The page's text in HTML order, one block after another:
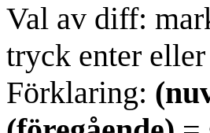
Val av diff:
tryck enter
Förklaring: